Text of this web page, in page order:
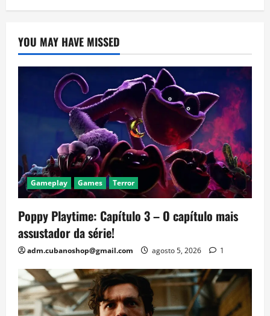
YOU MAY HAVE MISSED
Gameplay Games Terror
Poppy Playtime: Capítulo 3 – O capítulo mais
assustador da série!
adm.cubanoshop@gmail.com agosto 5, 2026 1